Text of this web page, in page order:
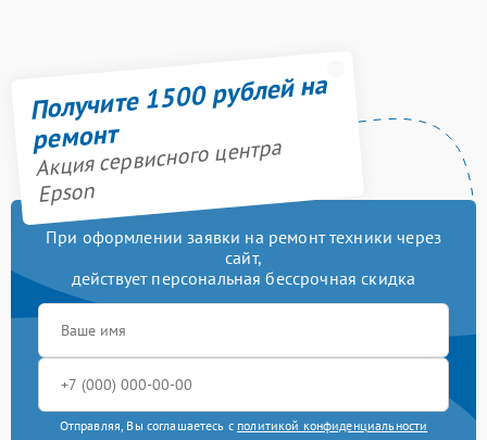
Получите 1500 рублей на
ремонт
Акция сервисного центра
Epson
При оформлении заявки на ремонт техники через
сайт,
действует персональная бессрочная скидка
Отправляя, Вы соглашаетесь с политикой конфиденциальности